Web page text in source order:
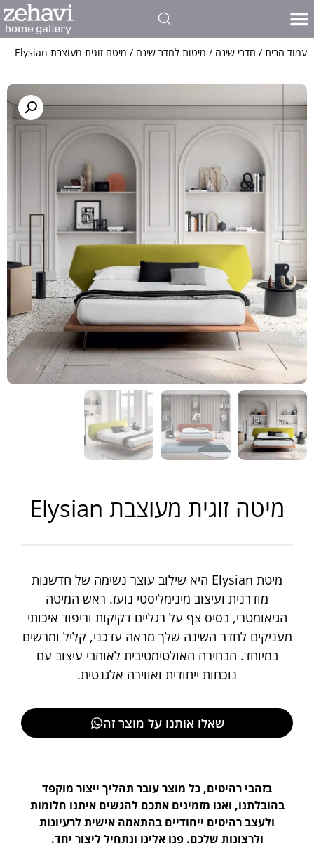
עמוד הבית / חדרי שינה / מיטות לחדר שינה / מיטה זוגית מעוצבת Elysian
מיטה זוגית מעוצבת Elysian
מיטת Elysian היא שילוב עוצר נשימה של חדשנות
מודרנית ועיצוב מינימליסטי נועז. ראש המיטה
הגיאומטרי, בסיס צף על רגליים דקיקות וריפוד איכותי
מעניקים לחדר השינה שלך מראה עדכני, קליל ומרשים
במיוחד. הבחירה האולטימטיבית לאוהבי עיצוב עם
נוכחות ייחודית ואווירה אלגנטית.
שאלו אותנו על מוצר זה
בזהבי רהיטים, כל מוצר עובר תהליך ייצור מוקפד
בהובלתנו, ואנו מזמינים אתכם להגשים איתנו חלומות
ולעצב רהיטים ייחודיים בהתאמה אישית לרעיונות
ולרצונות שלכם. פנו אלינו ונתחיל ליצור יחד.